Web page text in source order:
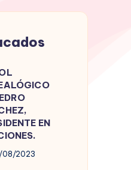
EN
08/2023